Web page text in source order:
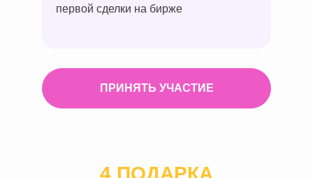
первой сделки на бирже
ПРИНЯТЬ УЧАСТИЕ
4 ПОДАРКА